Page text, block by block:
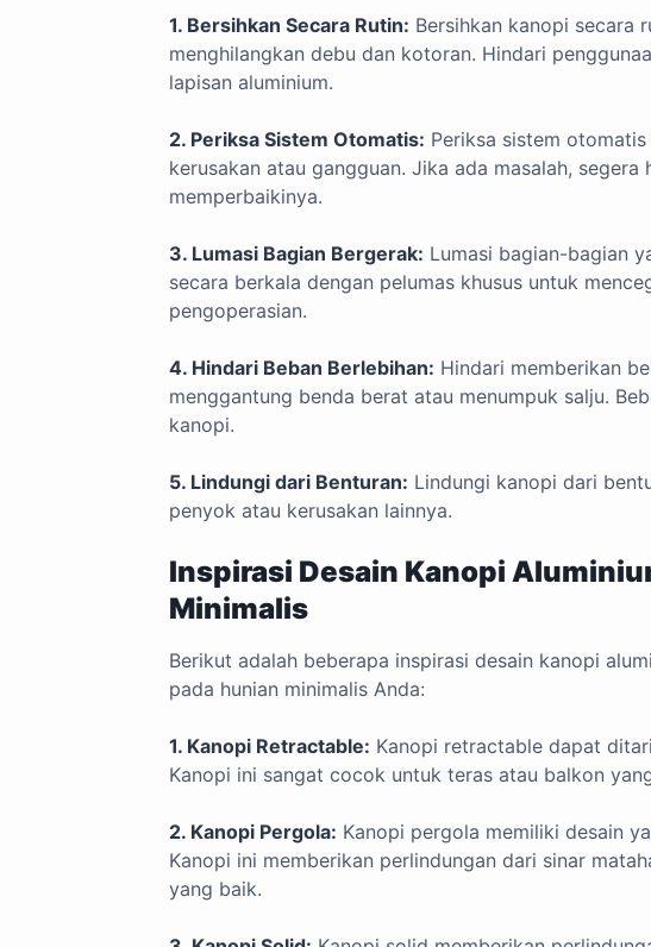
1. Bersihkan Secara Rutin: Bersihkan kanopi secara
menghilangkan debu dan kotoran. Hindari
lapisan aluminium.
2. Periksa Sistem Otomatis: Periksa sistem
kerusakan atau gangguan. Jika ada masalah,
memperbaikinya.
3. Lumasi Bagian Bergerak: Lumasi bagian-bagian
secara berkala dengan pelumas khusus untuk
pengoperasian.
4. Hindari Beban Berlebihan: Hindari memberikan
menggantung benda berat atau menumpuk salju.
kanopi.
5. Lindungi dari Benturan: Lindungi kanopi dari
penyok atau kerusakan lainnya.
Inspirasi Desain Kanopi
Minimalis
Berikut adalah beberapa inspirasi desain kanopi
pada hunian minimalis Anda:
1. Kanopi Retractable: Kanopi retractable dapat
Kanopi ini sangat cocok untuk teras atau balkon
2. Kanopi Pergola: Kanopi pergola memiliki desain
Kanopi ini memberikan perlindungan dari sinar
yang baik.